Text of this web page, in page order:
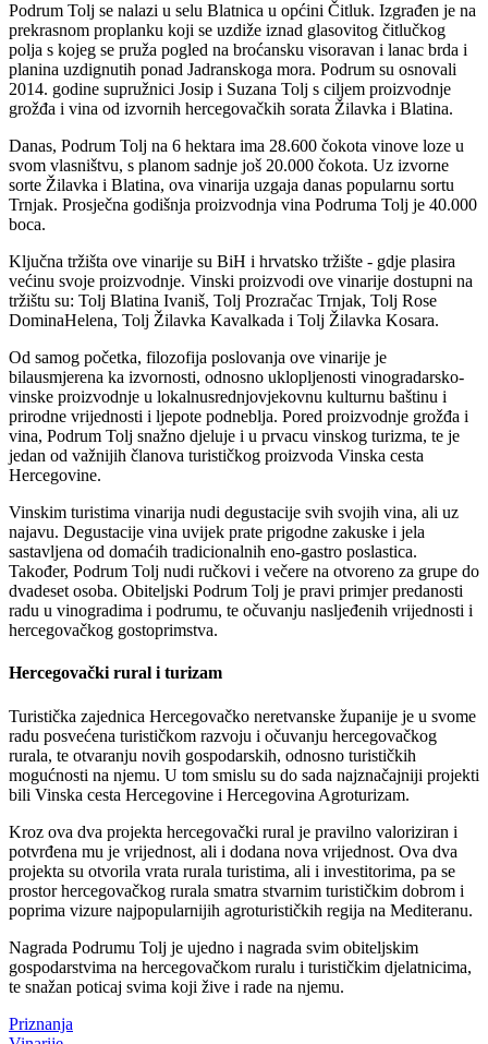
Podrum Tolj se nalazi u selu Blatnica u općini Čitluk. Izgrađen je na
prekrasnom proplanku koji se uzdiže iznad glasovitog čitlučkog
polja s kojeg se pruža pogled na broćansku visoravan i lanac brda i
planina uzdignutih ponad Jadranskoga mora. Podrum su osnovali
2014. godine supružnici Josip i Suzana Tolj s ciljem proizvodnje
grožđa i vina od izvornih hercegovačkih sorata Žilavka i Blatina.
Danas, Podrum Tolj na 6 hektara ima 28.600 čokota vinove loze u
svom vlasništvu, s planom sadnje još 20.000 čokota. Uz izvorne
sorte Žilavka i Blatina, ova vinarija uzgaja danas popularnu sortu
Trnjak. Prosječna godišnja proizvodnja vina Podruma Tolj je 40.000
boca.
Ključna tržišta ove vinarije su BiH i hrvatsko tržište - gdje plasira
većinu svoje proizvodnje. Vinski proizvodi ove vinarije dostupni na
tržištu su: Tolj Blatina Ivaniš, Tolj Prozračac Trnjak, Tolj Rose
DominaHelena, Tolj Žilavka Kavalkada i Tolj Žilavka Kosara.
Od samog početka, filozofija poslovanja ove vinarije je
bilausmjerena ka izvornosti, odnosno uklopljenosti vinogradarsko-
vinske proizvodnje u lokalnusrednjovjekovnu kulturnu baštinu i
prirodne vrijednosti i ljepote podneblja. Pored proizvodnje grožđa i
vina, Podrum Tolj snažno djeluje i u prvacu vinskog turizma, te je
jedan od važnijih članova turističkog proizvoda Vinska cesta
Hercegovine.
Vinskim turistima vinarija nudi degustacije svih svojih vina, ali uz
najavu. Degustacije vina uvijek prate prigodne zakuske i jela
sastavljena od domaćih tradicionalnih eno-gastro poslastica.
Također, Podrum Tolj nudi ručkovi i večere na otvoreno za grupe do
dvadeset osoba. Obiteljski Podrum Tolj je pravi primjer predanosti
radu u vinogradima i podrumu, te očuvanju nasljeđenih vrijednosti i
hercegovačkog gostoprimstva.
Hercegovački rural i turizam
Turistička zajednica Hercegovačko neretvanske županije je u svome
radu posvećena turističkom razvoju i očuvanju hercegovačkog
rurala, te otvaranju novih gospodarskih, odnosno turističkih
mogućnosti na njemu. U tom smislu su do sada najznačajniji projekti
bili Vinska cesta Hercegovine i Hercegovina Agroturizam.
Kroz ova dva projekta hercegovački rural je pravilno valoriziran i
potvrđena mu je vrijednost, ali i dodana nova vrijednost. Ova dva
projekta su otvorila vrata rurala turistima, ali i investitorima, pa se
prostor hercegovačkog rurala smatra stvarnim turističkim dobrom i
poprima vizure najpopularnijih agroturističkih regija na Mediteranu.
Nagrada Podrumu Tolj je ujedno i nagrada svim obiteljskim
gospodarstvima na hercegovačkom ruralu i turističkim djelatnicima,
te snažan poticaj svima koji žive i rade na njemu.
Priznanja